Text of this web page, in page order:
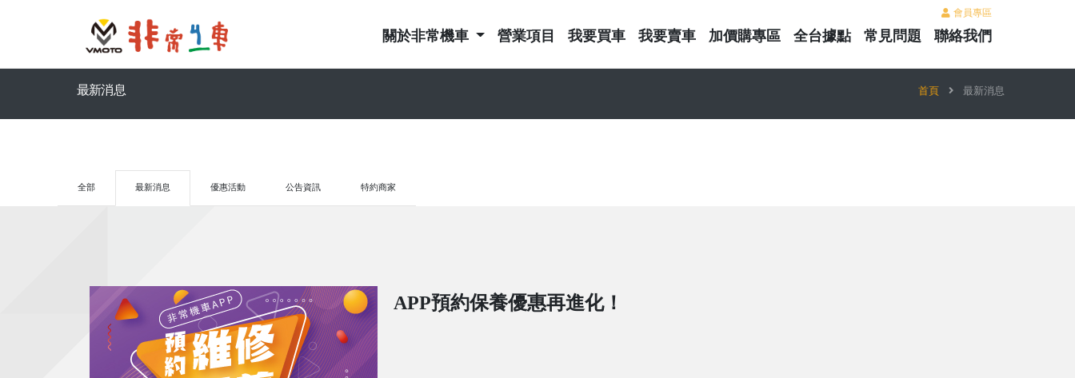
會員專區
關於非常機車 營業項目 我要買車 我要賣車 加價購專區 全台據點 常見問題 聯絡我們
最新消息 首頁 最新消息
全部 最新消息 優惠活動 公告資訊 特約商家
APP預約保養優惠再進化！